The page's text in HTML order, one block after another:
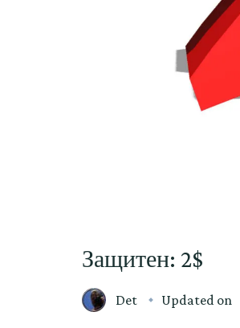
Защитен: 2$
Det Updated on